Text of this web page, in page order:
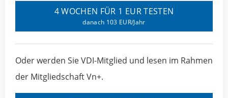
4 WOCHEN FÜR 1 EUR TESTEN
danach 103 EUR/Jahr
Oder werden Sie VDI-Mitglied und lesen im Rahmen
der Mitgliedschaft Vn+.